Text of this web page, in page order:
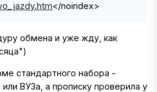
</noindex>
обмена и уже жду, как
стандартного набора -
ВУЗа, а прописку проверила у